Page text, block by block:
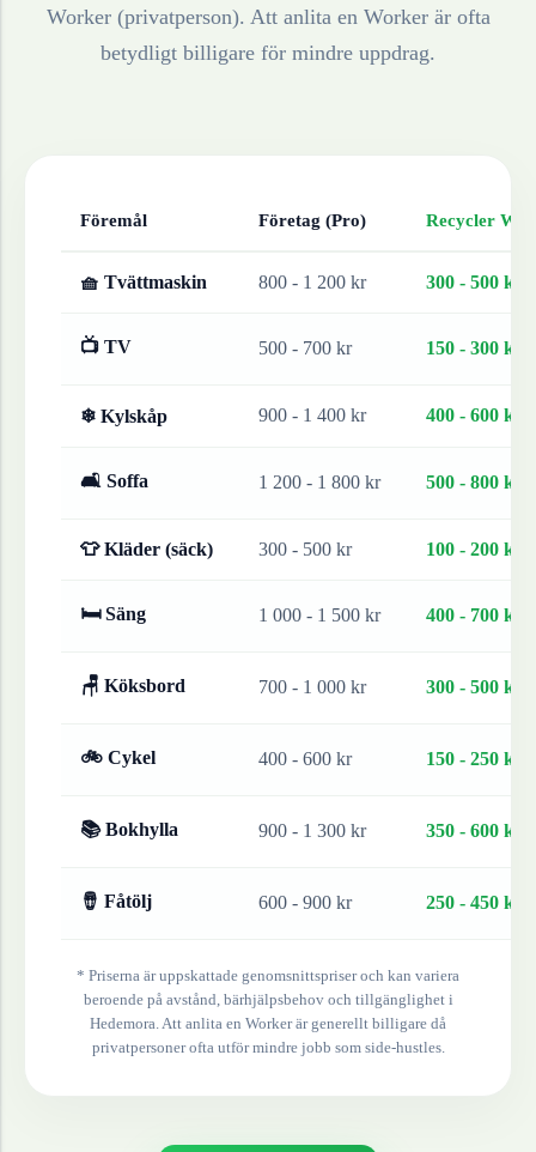
Worker (privatperson). Att anlita en Worker är ofta
betydligt billigare för mindre uppdrag.
Föremål Företag (Pro) Recycler
🧺 Tvättmaskin 800 - 1 200 kr 300 - 500 kr
📺 TV 500 - 700 kr 150 - 300 kr
❄ Kylskåp 900 - 1 400 kr 400 - 600 kr
🛋 Soffa 1 200 - 1 800 kr 500 - 800 kr
👕 Kläder (säck) 300 - 500 kr 100 - 200 kr
🛏 Säng 1 000 - 1 500 kr 400 - 700 kr
🪑 Köksbord 700 - 1 000 kr 300 - 500 kr
🚲 Cykel 400 - 600 kr 150 - 250 kr
📚 Bokhylla 900 - 1 300 kr 350 - 600 kr
🪘 Fåtölj 600 - 900 kr 250 - 450 kr
* Priserna är uppskattade genomsnittspriser och kan variera
beroende på avstånd, bärhjälpsbehov och tillgänglighet i
Hedemora. Att anlita en Worker är generellt billigare då
privatpersoner ofta utför mindre jobb som side-hustles.